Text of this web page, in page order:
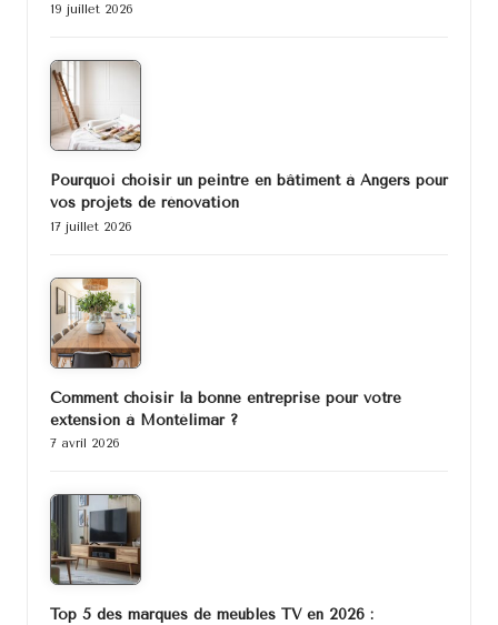
19 juillet 2026
Pourquoi choisir un peintre en bâtiment à Angers pour
vos projets de rénovation
17 juillet 2026
Comment choisir la bonne entreprise pour votre
extension à Montélimar ?
7 avril 2026
Top 5 des marques de meubles TV en 2026 :